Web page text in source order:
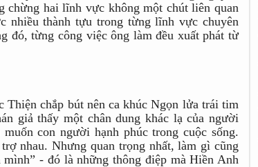
chừng hai lĩnh vực không một chút liên quan
nhiều thành tựu trong từng lĩnh vực chuyên
đó, từng công việc ông làm đều xuất phát từ
chắp bút nên ca khúc Ngọn lửa trái tim
giả thấy một chân dung khác lạ của người
con người hạnh phúc trong cuộc sống.
nhau. Nhưng quan trọng nhất, làm gì cũng
- đó là những thông điệp mà Hiền Anh